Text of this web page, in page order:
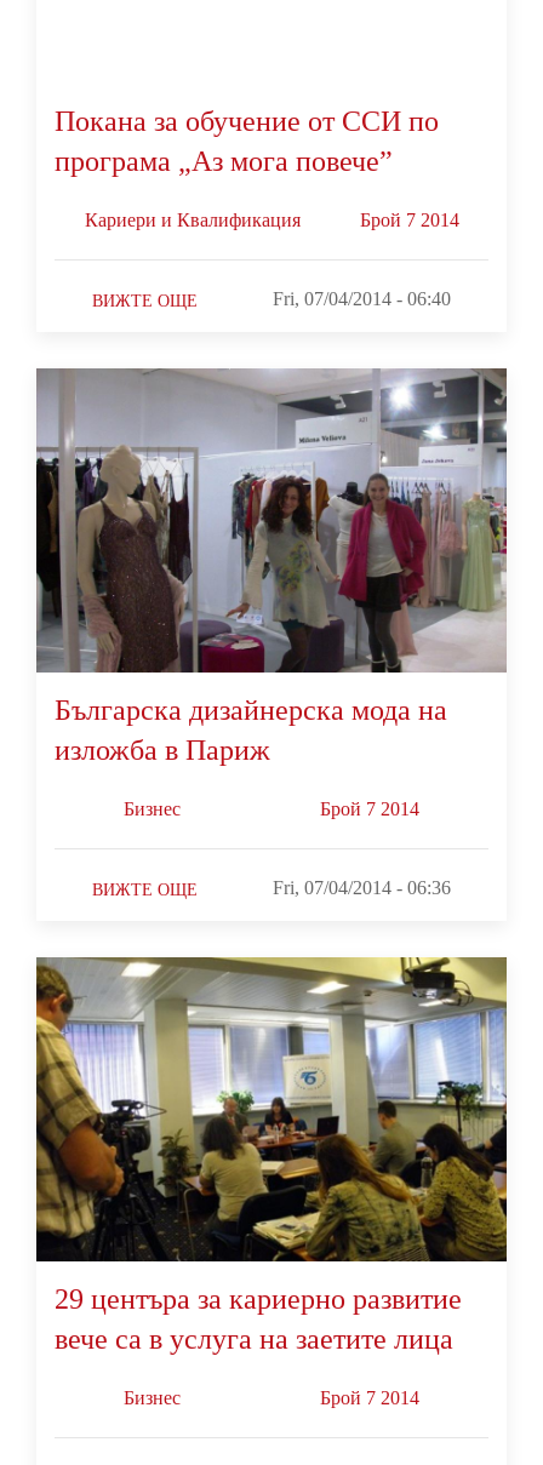
Покана за обучение от ССИ по
програма „Аз мога повече”
Кариери и Квалификация Брой 7 2014
ВИЖТЕ ОЩЕ Fri, 07/04/2014 - 06:40
Българска дизайнерска мода на
изложба в Париж
Бизнес Брой 7 2014
ВИЖТЕ ОЩЕ Fri, 07/04/2014 - 06:36
29 центъра за кариерно развитие
вече са в услуга на заетите лица
Бизнес Брой 7 2014